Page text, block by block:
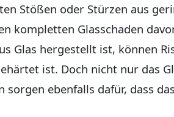
Stößen oder Stürzen aus
kompletten Glasschaden
Glas hergestellt ist, können
ist. Doch nicht nur das
ebenfalls dafür, dass